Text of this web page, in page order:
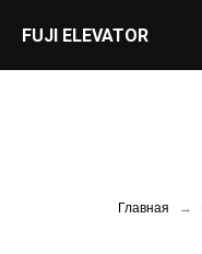
FUJI ELEVATOR
Главная →